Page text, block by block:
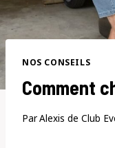
NOS CONSEILS
Comment
ParAlexis de Club